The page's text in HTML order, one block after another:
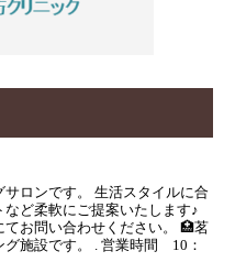
ロンです。
生活スタイルに合
ど柔軟にご提案いたします♪
お問い合わせください。
🏥茗
施設です。
. 営業時間 10：